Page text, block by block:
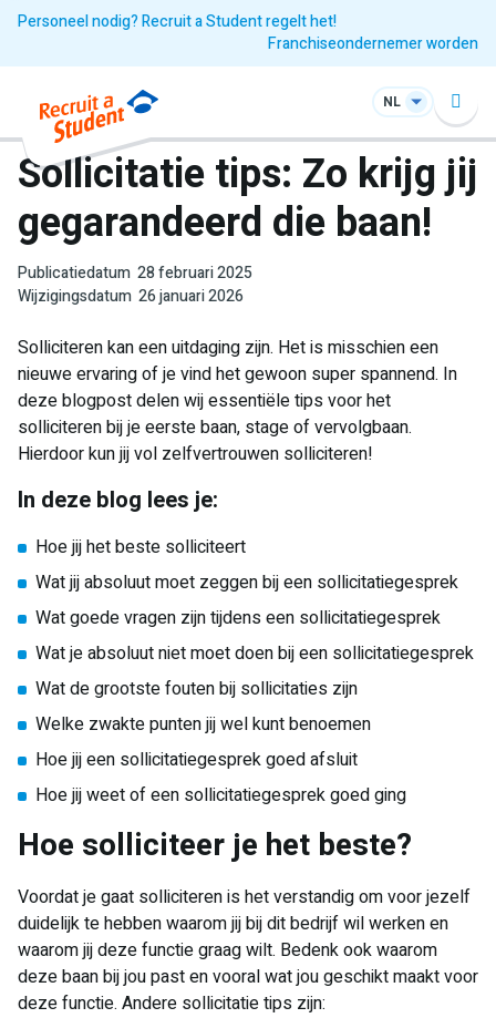
Personeel nodig? Recruit a Student regelt het!
Franchiseondernemer worden
NL
Sollicitatie tips: Zo krijg jij
gegarandeerd die baan!
Publicatiedatum 28 februari 2025
Wijzigingsdatum 26 januari 2026
Solliciteren kan een uitdaging zijn. Het is misschien een
nieuwe ervaring of je vind het gewoon super spannend. In
deze blogpost delen wij essentiële tips voor het
solliciteren bij je eerste baan, stage of vervolgbaan.
Hierdoor kun jij vol zelfvertrouwen solliciteren!
In deze blog lees je:
Hoe jij het beste solliciteert
Wat jij absoluut moet zeggen bij een sollicitatiegesprek
Wat goede vragen zijn tijdens een sollicitatiegesprek
Wat je absoluut niet moet doen bij een sollicitatiegesprek
Wat de grootste fouten bij sollicitaties zijn
Welke zwakte punten jij wel kunt benoemen
Hoe jij een sollicitatiegesprek goed afsluit
Hoe jij weet of een sollicitatiegesprek goed ging
Hoe solliciteer je het beste?
Voordat je gaat solliciteren is het verstandig om voor jezelf
duidelijk te hebben waarom jij bij dit bedrijf wil werken en
waarom jij deze functie graag wilt. Bedenk ook waarom
deze baan bij jou past en vooral wat jou geschikt maakt voor
deze functie. Andere sollicitatie tips zijn: